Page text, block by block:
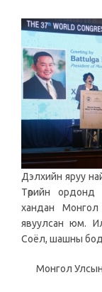
Дэлхийн яруу
Төрийн
хандан Монгол
явуулсан юм.
Соёл, шашны
Монгол Улсын